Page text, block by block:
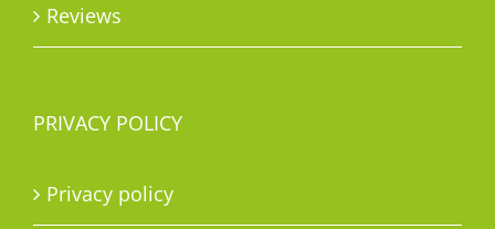
Reviews
PRIVACY POLICY
Privacy policy